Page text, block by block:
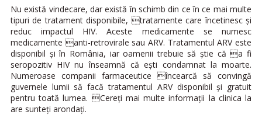
Nu există vindecare, dar există în schimb din ce în ce mai multe
tipuri de tratament disponibile, tratamente care încetinesc şi
reduc impactul HIV. Aceste medicamente se numesc
medicamente anti-retrovirale sau ARV. Tratamentul ARV este
disponibil şi în România, iar oamenii trebuie să ştie că a fi
seropozitiv HIV nu înseamnă că eşti condamnat la moarte.
Numeroase companii farmaceutice încearcă să convingă
guvernele lumii să facă tratamentul ARV disponibil şi gratuit
pentru toată lumea. Cereţi mai multe informaţii la clinica la
are sunteţi arondaţi.